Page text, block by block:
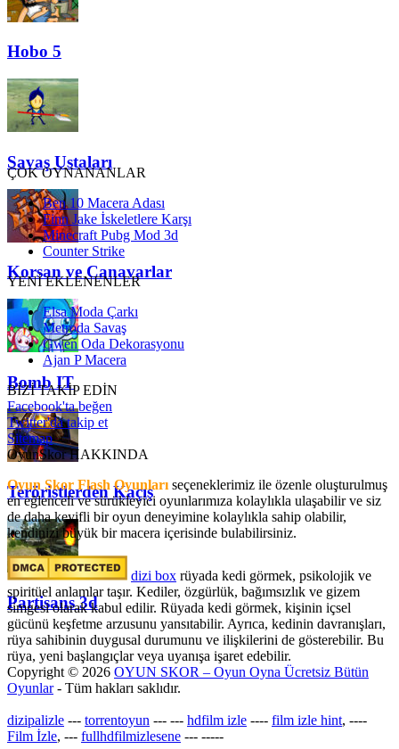
Hobo 5
Savaş Ustaları
Korsan ve Canavarlar
Bomb IT
Teröristlerden Kaçış
Partisans 3d
ÇOK OYNANANLAR
Ben 10 Macera Adası
Finn Jake İskeletlere Karşı
Minecraft Pubg Mod 3d
Counter Strike
YENİ EKLENENLER
Elsa Moda Çarkı
Metroda Savaş
Gwen Oda Dekorasyonu
Ajan P Macera
BİZİ TAKİP EDİN
Facebook'ta beğen
Twitter'da takip et
Sitemap
OyunSkor HAKKINDA
Oyun Skor Flash Oyunları seçeneklerimiz ile özenle oluşturulmuş
en eğlenceli ve sürükleyici oyunlarımıza kolaylıkla ulaşabilir ve siz
de daha keyifli bir oyun deneyimine kolaylıkla sahip olabilir,
kendinizi büyük bir macera içerisinde bulabilirsiniz.
dizi box rüyada kedi görmek​, psikolojik ve
spiritüel anlamlar taşır. Kediler, özgürlük, bağımsızlık ve gizem
simgesi olarak kabul edilir. Rüyada kedi görmek, kişinin içsel
gücünü keşfetme arzusunu yansıtabilir. Ayrıca, kedinin davranışları,
rüya sahibinin duygusal durumunu ve ilişkilerini de gösterebilir. Bu
rüya, yeni başlangıçlar veya uyanışa işaret edebilir.
Copyright © 2026 OYUN SKOR – Oyun Oyna Ücretsiz Bütün
Oyunlar- Tüm hakları saklıdır.
dizipalizle --- torrentoyun --- --- hdfilm izle ---- film izle hint, ----
Film İzle, --- fullhdfilmizlesene --- -----